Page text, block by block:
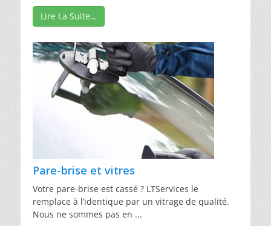
Lire La Suite…
Pare-brise et vitres
Votre pare-brise est cassé ? LTServices le
remplace à l’identique par un vitrage de qualité.
Nous ne sommes pas en ...